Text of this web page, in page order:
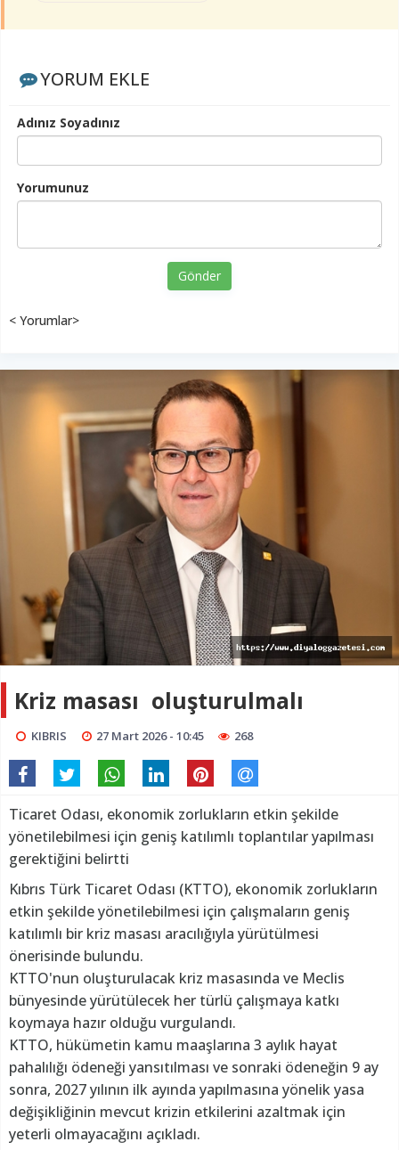
YORUM EKLE
Adınız Soyadınız
Yorumunuz
Gönder
< Yorumlar>
Kriz masası oluşturulmalı
KIBRIS 27 Mart 2026 - 10:45 268
Ticaret Odası, ekonomik zorlukların etkin şekilde
yönetilebilmesi için geniş katılımlı toplantılar yapılması
gerektiğini belirtti
Kıbrıs Türk Ticaret Odası (KTTO), ekonomik zorlukların
etkin şekilde yönetilebilmesi için çalışmaların geniş
katılımlı bir kriz masası aracılığıyla yürütülmesi
önerisinde bulundu.
KTTO'nun oluşturulacak kriz masasında ve Meclis
bünyesinde yürütülecek her türlü çalışmaya katkı
koymaya hazır olduğu vurgulandı.
KTTO, hükümetin kamu maaşlarına 3 aylık hayat
pahalılığı ödeneği yansıtılması ve sonraki ödeneğin 9 ay
sonra, 2027 yılının ilk ayında yapılmasına yönelik yasa
değişikliğinin mevcut krizin etkilerini azaltmak için
yeterli olmayacağını açıkladı.